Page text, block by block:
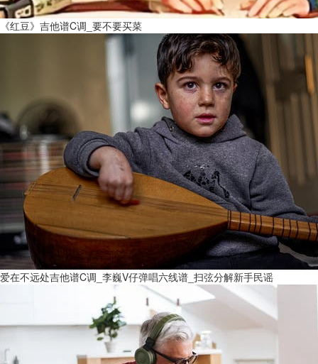
《红豆》吉他谱C调_要不要买菜
爱在不远处吉他谱C调_李巍V仔弹唱六线谱_扫弦分解新手民谣